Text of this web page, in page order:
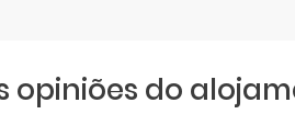
opiniões do